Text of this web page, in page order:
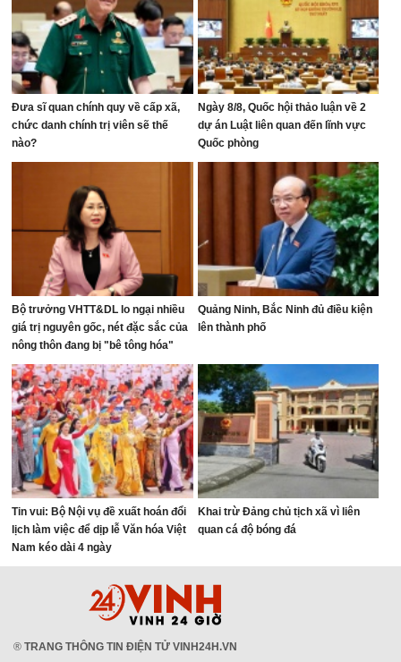
Đưa sĩ quan chính quy về cấp xã,
chức danh chính trị viên sẽ thế
nào?
Ngày 8/8, Quốc hội thảo luận về 2
dự án Luật liên quan đến lĩnh vực
Quốc phòng
Bộ trưởng VHTT&DL lo ngại nhiều
giá trị nguyên gốc, nét đặc sắc của
nông thôn đang bị "bê tông hóa"
Quảng Ninh, Bắc Ninh đủ điều kiện
lên thành phố
Tin vui: Bộ Nội vụ đề xuất hoán đổi
lịch làm việc để dịp lễ Văn hóa Việt
Nam kéo dài 4 ngày
Khai trừ Đảng chủ tịch xã vì liên
quan cá độ bóng đá
® TRANG THÔNG TIN ĐIỆN TỬ VINH24H.VN